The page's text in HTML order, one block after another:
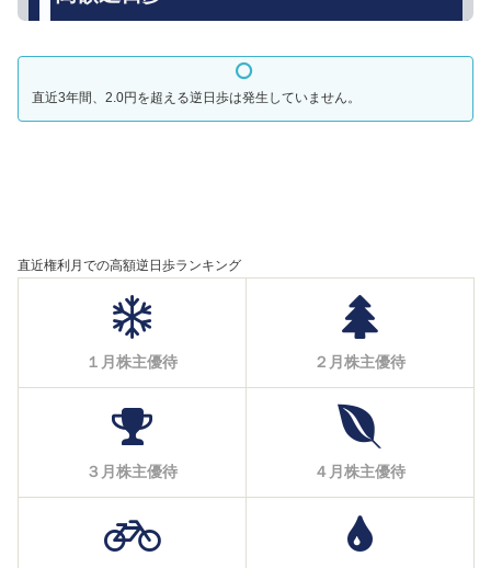
直近3年間、2.0円を超える逆日歩は発生していません。
直近権利月での高額逆日歩ランキング
１月株主優待 ２月株主優待
３月株主優待 ４月株主優待